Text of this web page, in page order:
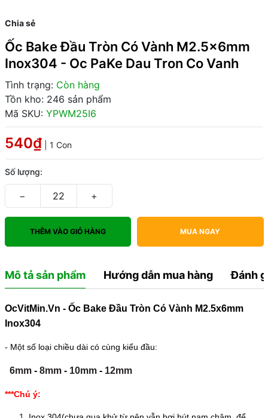
Chia sẻ
Ốc Bake Đầu Tròn Có Vành M2.5x6mm
Inox304 - Oc PaKe Dau Tron Co Vanh
Tình trạng: Còn hàng
Tồn kho: 246 sản phẩm
Mã SKU: YPWM25I6
540₫ | 1 Con
Số lượng:
− +
THÊM VÀO GIỎ HÀNG MUA NGAY
Mô tả sản phẩm Hướng dẫn mua hàng Đánh
OcVitMin.Vn - Ốc Bake Đầu Tròn Có Vành M2.5x6mm
Inox304
- Một số loại chiều dài có cùng kiểu đầu:
6mm- 8mm- 10mm- 12mm
***Chú ý: